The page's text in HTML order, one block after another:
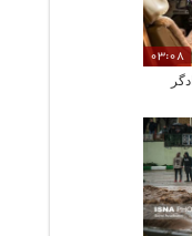
03:08